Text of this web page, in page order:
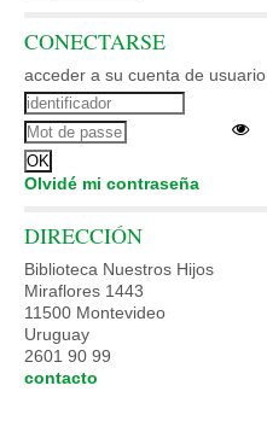
CONECTARSE
acceder a su cuenta de usuario
Olvidé mi contraseña
DIRECCIÓN
Biblioteca Nuestros Hijos
Miraflores 1443
11500 Montevideo
Uruguay
2601 90 99
contacto